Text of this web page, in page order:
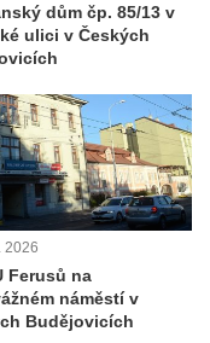
dům čp. 85/13 v
ulici v Českých
2026
Ferusů na
náměstí v
Budějovicích